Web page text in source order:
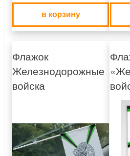
в корзину
Флажок
Железнодорожные
войска